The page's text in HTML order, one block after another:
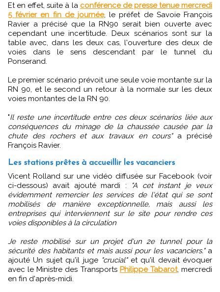
Et en effet, suite à la conférence de presse tenue mercredi
5 février en fin de journée, le préfet de Savoie François
Ravier a précisé que la RN90 serait bien ouverte avec
cependant une incertitude. Deux scénarios sont sur la
table avec, dans les deux cas, l'ouverture des deux de
voies dans le sens descendant par le tunnel du
Ponserand.
Le premier scénario prévoit une seule voie montante sur la
RN 90, et le second un retour à la normale sur les deux
voies montantes de la RN 90.
"Il reste une incertitude entre ces deux scénarios liée aux
conséquences du minage de la chaussée causée par la
chute des rochers et aux travaux en cours"a précisé
François Ravier.
Les stations prêtes à accueillir les vacanciers
Vicent Rolland sur une vidéo diffusée sur Facebook (voir
ci-dessous) avait ajouté mardi :
"A cet instant je veux
évidemment remercier les services de l'état qui se sont
mobilisés de manière exceptionnelle, mais aussi les
entreprises qui interviennent sur le site pour rendre ces
voies disponibles à la circulation
Je reste mobilisé sur un projet d'un 2e tunnel pour la
sécurité des habitants et mais aussi pour les vacanciers."a
ajouté Un sujet qu'il juge"crucial"et qu'il devait évoquer
avec le Ministre des Transports Philippe Tabarot, mercredi
en fin d'après-midi.